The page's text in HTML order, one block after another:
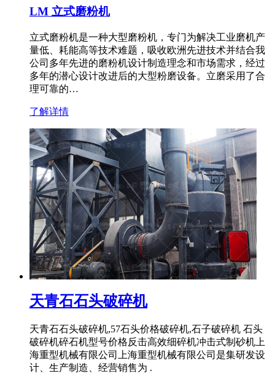
LM 立式磨粉机
立式磨粉机是一种大型磨粉机，专门为解决工业磨机产
量低、耗能高等技术难题，吸收欧洲先进技术并结合我
公司多年先进的磨粉机设计制造理念和市场需求，经过
多年的潜心设计改进后的大型粉磨设备。立磨采用了合
理可靠的…
了解详情
天青石石头破碎机
天青石石头破碎机,57石头价格破碎机,石子破碎机 石头
破碎机碎石机型号价格反击高效细碎机冲击式制砂机上
海重型机械有限公司上海重型机械有限公司是集研发设
计、生产制造、经营销售为 .